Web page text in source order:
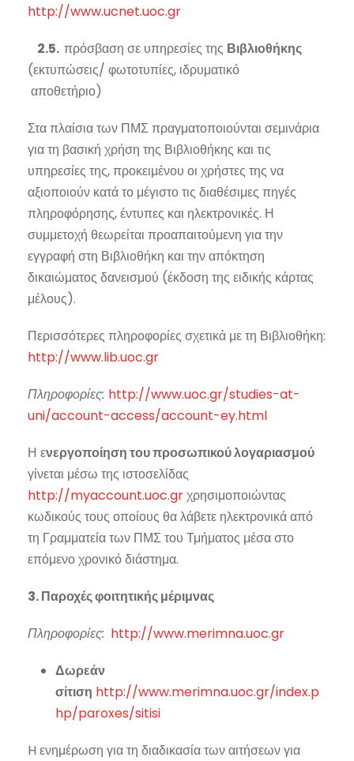
http://www.ucnet.uoc.gr
2.5. πρόσβαση σε υπηρεσίες της Βιβλιοθήκης
(εκτυπώσεις/ φωτοτυπίες, ιδρυματικό
αποθετήριο)
Στα πλαίσια των ΠΜΣ πραγματοποιούνται σεμινάρια
για τη βασική χρήση της Βιβλιοθήκης και τις
υπηρεσίες της, προκειμένου οι χρήστες της να
αξιοποιούν κατά το μέγιστο τις διαθέσιμες πηγές
πληροφόρησης, έντυπες και ηλεκτρονικές. Η
συμμετοχή θεωρείται προαπαιτούμενη για την
εγγραφή στη Βιβλιοθήκη και την απόκτηση
δικαιώματος δανεισμού (έκδοση της ειδικής κάρτας
μέλους).
Περισσότερες πληροφορίες σχετικά με τη Βιβλιοθήκη:
http://www.lib.uoc.gr
Πληροφορίες: http://www.uoc.gr/studies-at-
uni/account-access/account-ey.html
Η ενεργοποίηση του προσωπικού λογαριασμού
γίνεται μέσω της ιστοσελίδας
http://myaccount.uoc.grχρησιμοποιώντας
κωδικούς τους οποίους θα λάβετε ηλεκτρονικά από
τη Γραμματεία των ΠΜΣ του Τμήματος μέσα στο
επόμενο χρονικό διάστημα.
3. Παροχές φοιτητικής μέριμνας
Πληροφορίες: http://www.merimna.uoc.gr
Δωρεάν
σίτιση http://www.merimna.uoc.gr/index.p
hp/paroxes/sitisi
H ενημέρωση για τη διαδικασία των αιτήσεων για